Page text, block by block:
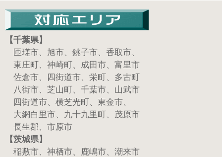
【千葉県】
匝瑳市、旭市、銚子市、香取市、
東庄町、神崎町、成田市、富里市
佐倉市、四街道市、栄町、多古町
八街市、芝山町、千葉市、山武市
四街道市、横芝光町、東金市、
大網白里市、九十九里町、茂原市
長生郡、市原市
【茨城県】
稲敷市、神栖市、鹿嶋市、潮来市